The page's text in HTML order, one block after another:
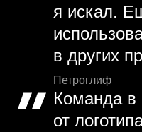
я искал.
в других
Петроглиф
Команда в
от